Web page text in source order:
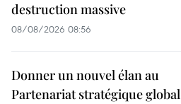
destruction massive
08/08/2026 08:56
Donner un nouvel élan au
Partenariat stratégique global